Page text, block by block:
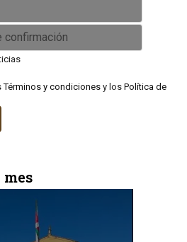
Términos y condicionesy los Política de